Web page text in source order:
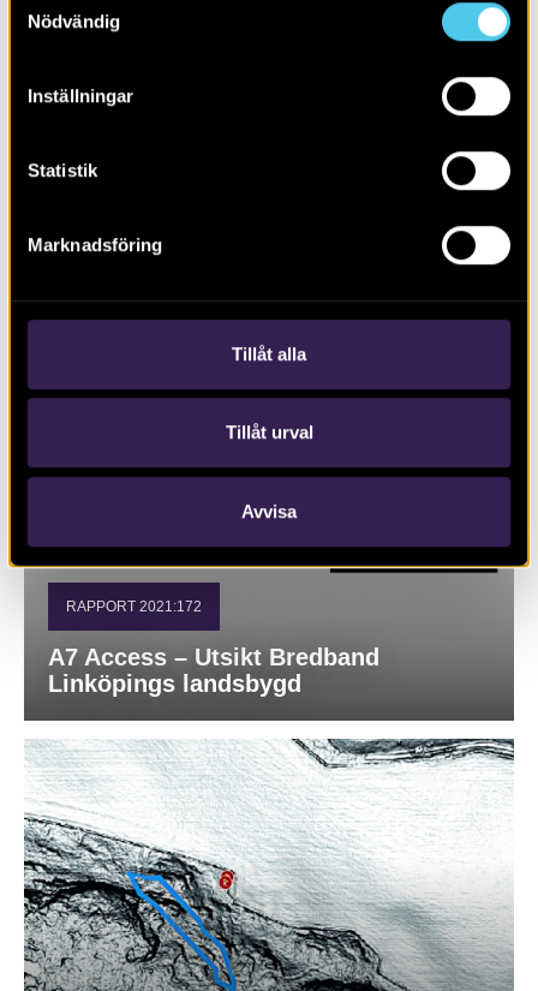
Nödvändig
Inställningar
Statistik
Marknadsföring
Tillåt alla
Tillåt urval
Avvisa
RAPPORT 2021:172
A7 Access – Utsikt Bredband
Linköpings landsbygd